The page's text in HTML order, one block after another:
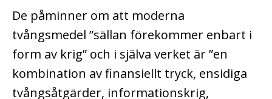
De påminner om att moderna
tvångsmedel ”sällan förekommer enbart i
form av krig” och i själva verket är ”en
kombination av finansiellt tryck, ensidiga
tvångsåtgärder, informationskrig,